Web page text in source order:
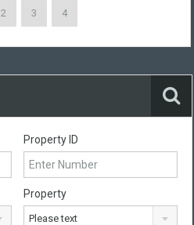
2 3 4
Property ID
Property
Please text